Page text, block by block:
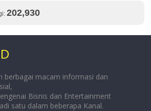
202,930
berbagai macam informasi dan
Bisnis dan Entertainment
satu dalam beberapa Kanal.